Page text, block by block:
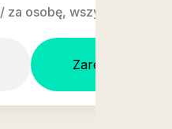
/ za osobę, wszystko w cenie
Zarezerwuj